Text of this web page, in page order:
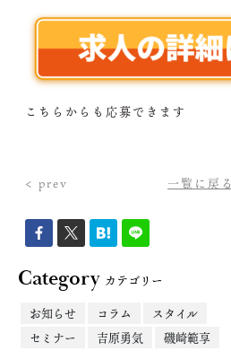
こちらからも応募できます
< prev 一覧に戻る
Categoryカテゴリー
お知らせ
コラム
スタイル
セミナー
吉原勇気 磯崎範享